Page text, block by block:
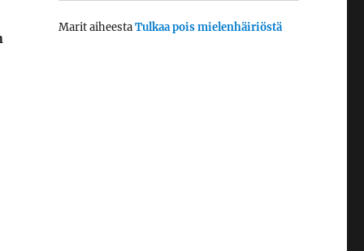
MaritaiheestaTulkaa pois mielenhäiriöstä